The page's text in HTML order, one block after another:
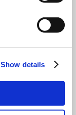
Show details